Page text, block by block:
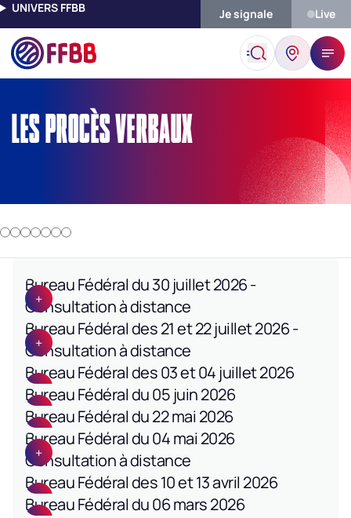
UNIVERS FFBB Je signale Live
Accueil Les Procès Verbaux
LES PROCÈS VERBAUX
Bureau Fédéral du 30 juillet 2026 -
Consultation à distance
Bureau Fédéral des 21 et 22 juillet 2026 -
Consultation à distance
Bureau Fédéral des 03 et 04 juillet 2026
Bureau Fédéral du 05 juin 2026
Bureau Fédéral du 22 mai 2026
Bureau Fédéral du 04 mai 2026
Consultation à distance
Bureau Fédéral des 10 et 13 avril 2026
Bureau Fédéral du 06 mars 2026